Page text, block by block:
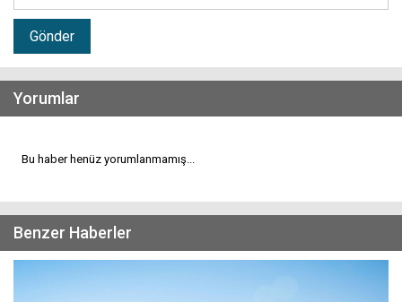
Gönder
Yorumlar
Bu haber henüz yorumlanmamış...
Benzer Haberler